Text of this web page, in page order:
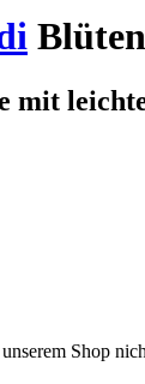
mit
Shop